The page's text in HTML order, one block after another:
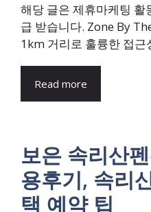
해당 글은 제휴마케팅 활
급 받습니다. Zone By
1km 거리로 훌륭한 접근
Read more
보은 속리산
용후기, 속리
택 예약 팁